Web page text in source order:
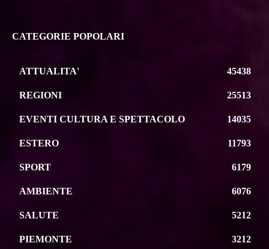
CATEGORIE POPOLARI
ATTUALITA' 45438
REGIONI 25513
EVENTI CULTURA E SPETTACOLO 14035
ESTERO 11793
SPORT 6179
AMBIENTE 6076
SALUTE 5212
PIEMONTE 3212